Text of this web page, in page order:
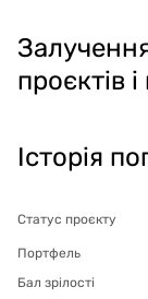
проєктів
Історія
Статус проєкту
Портфель
Бал зрілості